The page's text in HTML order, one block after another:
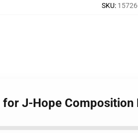
SKU:
for J-Hope Composition